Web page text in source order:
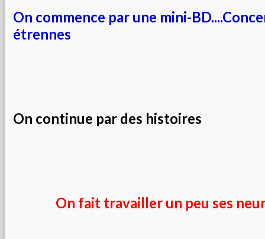
On commence par une mini-
étrennes
On continue par des histoires
On fait travailler un peu ses